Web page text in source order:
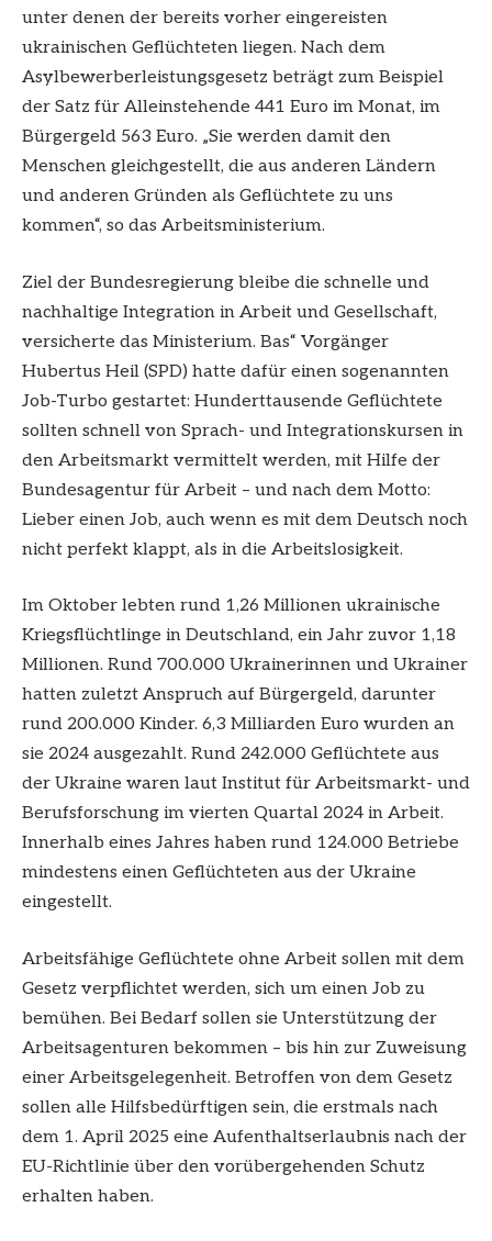
unter denen der bereits vorher eingereisten
ukrainischen Geflüchteten liegen. Nach dem
Asylbewerberleistungsgesetz beträgt zum Beispiel
der Satz für Alleinstehende 441 Euro im Monat, im
Bürgergeld 563 Euro. „Sie werden damit den
Menschen gleichgestellt, die aus anderen Ländern
und anderen Gründen als Geflüchtete zu uns
kommen“, so das Arbeitsministerium.
Ziel der Bundesregierung bleibe die schnelle und
nachhaltige Integration in Arbeit und Gesellschaft,
versicherte das Ministerium. Bas“ Vorgänger
Hubertus Heil (SPD) hatte dafür einen sogenannten
Job-Turbo gestartet: Hunderttausende Geflüchtete
sollten schnell von Sprach- und Integrationskursen in
den Arbeitsmarkt vermittelt werden, mit Hilfe der
Bundesagentur für Arbeit – und nach dem Motto:
Lieber einen Job, auch wenn es mit dem Deutsch noch
nicht perfekt klappt, als in die Arbeitslosigkeit.
Im Oktober lebten rund 1,26 Millionen ukrainische
Kriegsflüchtlinge in Deutschland, ein Jahr zuvor 1,18
Millionen. Rund 700.000 Ukrainerinnen und Ukrainer
hatten zuletzt Anspruch auf Bürgergeld, darunter
rund 200.000 Kinder. 6,3 Milliarden Euro wurden an
sie 2024 ausgezahlt. Rund 242.000 Geflüchtete aus
der Ukraine waren laut Institut für Arbeitsmarkt- und
Berufsforschung im vierten Quartal 2024 in Arbeit.
Innerhalb eines Jahres haben rund 124.000 Betriebe
mindestens einen Geflüchteten aus der Ukraine
eingestellt.
Arbeitsfähige Geflüchtete ohne Arbeit sollen mit dem
Gesetz verpflichtet werden, sich um einen Job zu
bemühen. Bei Bedarf sollen sie Unterstützung der
Arbeitsagenturen bekommen – bis hin zur Zuweisung
einer Arbeitsgelegenheit. Betroffen von dem Gesetz
sollen alle Hilfsbedürftigen sein, die erstmals nach
dem 1. April 2025 eine Aufenthaltserlaubnis nach der
EU-Richtlinie über den vorübergehenden Schutz
erhalten haben.